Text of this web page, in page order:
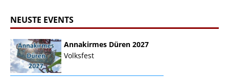
NEUSTE EVENTS
Annakirmes Düren 2027
Volksfest